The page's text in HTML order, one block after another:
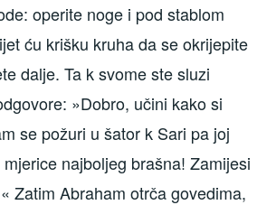
operite noge i pod stablom
ću krišku kruha da se okrijepite
dalje. Ta k svome ste sluzi
»Dobro, učini kako si
se požuri u šator k Sari pa joj
najboljeg brašna! Zamijesi
Zatim Abraham otrča govedima,